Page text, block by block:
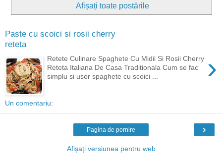
Afișați toate postările
Paste cu scoici si rosii cherry
reteta
›
Retete Culinare Spaghete Cu Midii Si Rosii Cherry
Reteta Italiana De Casa Traditionala Cum se fac
simplu si usor spaghete cu scoici ...
Un comentariu:
›
Pagina de pornire
Afișați versiunea pentru web